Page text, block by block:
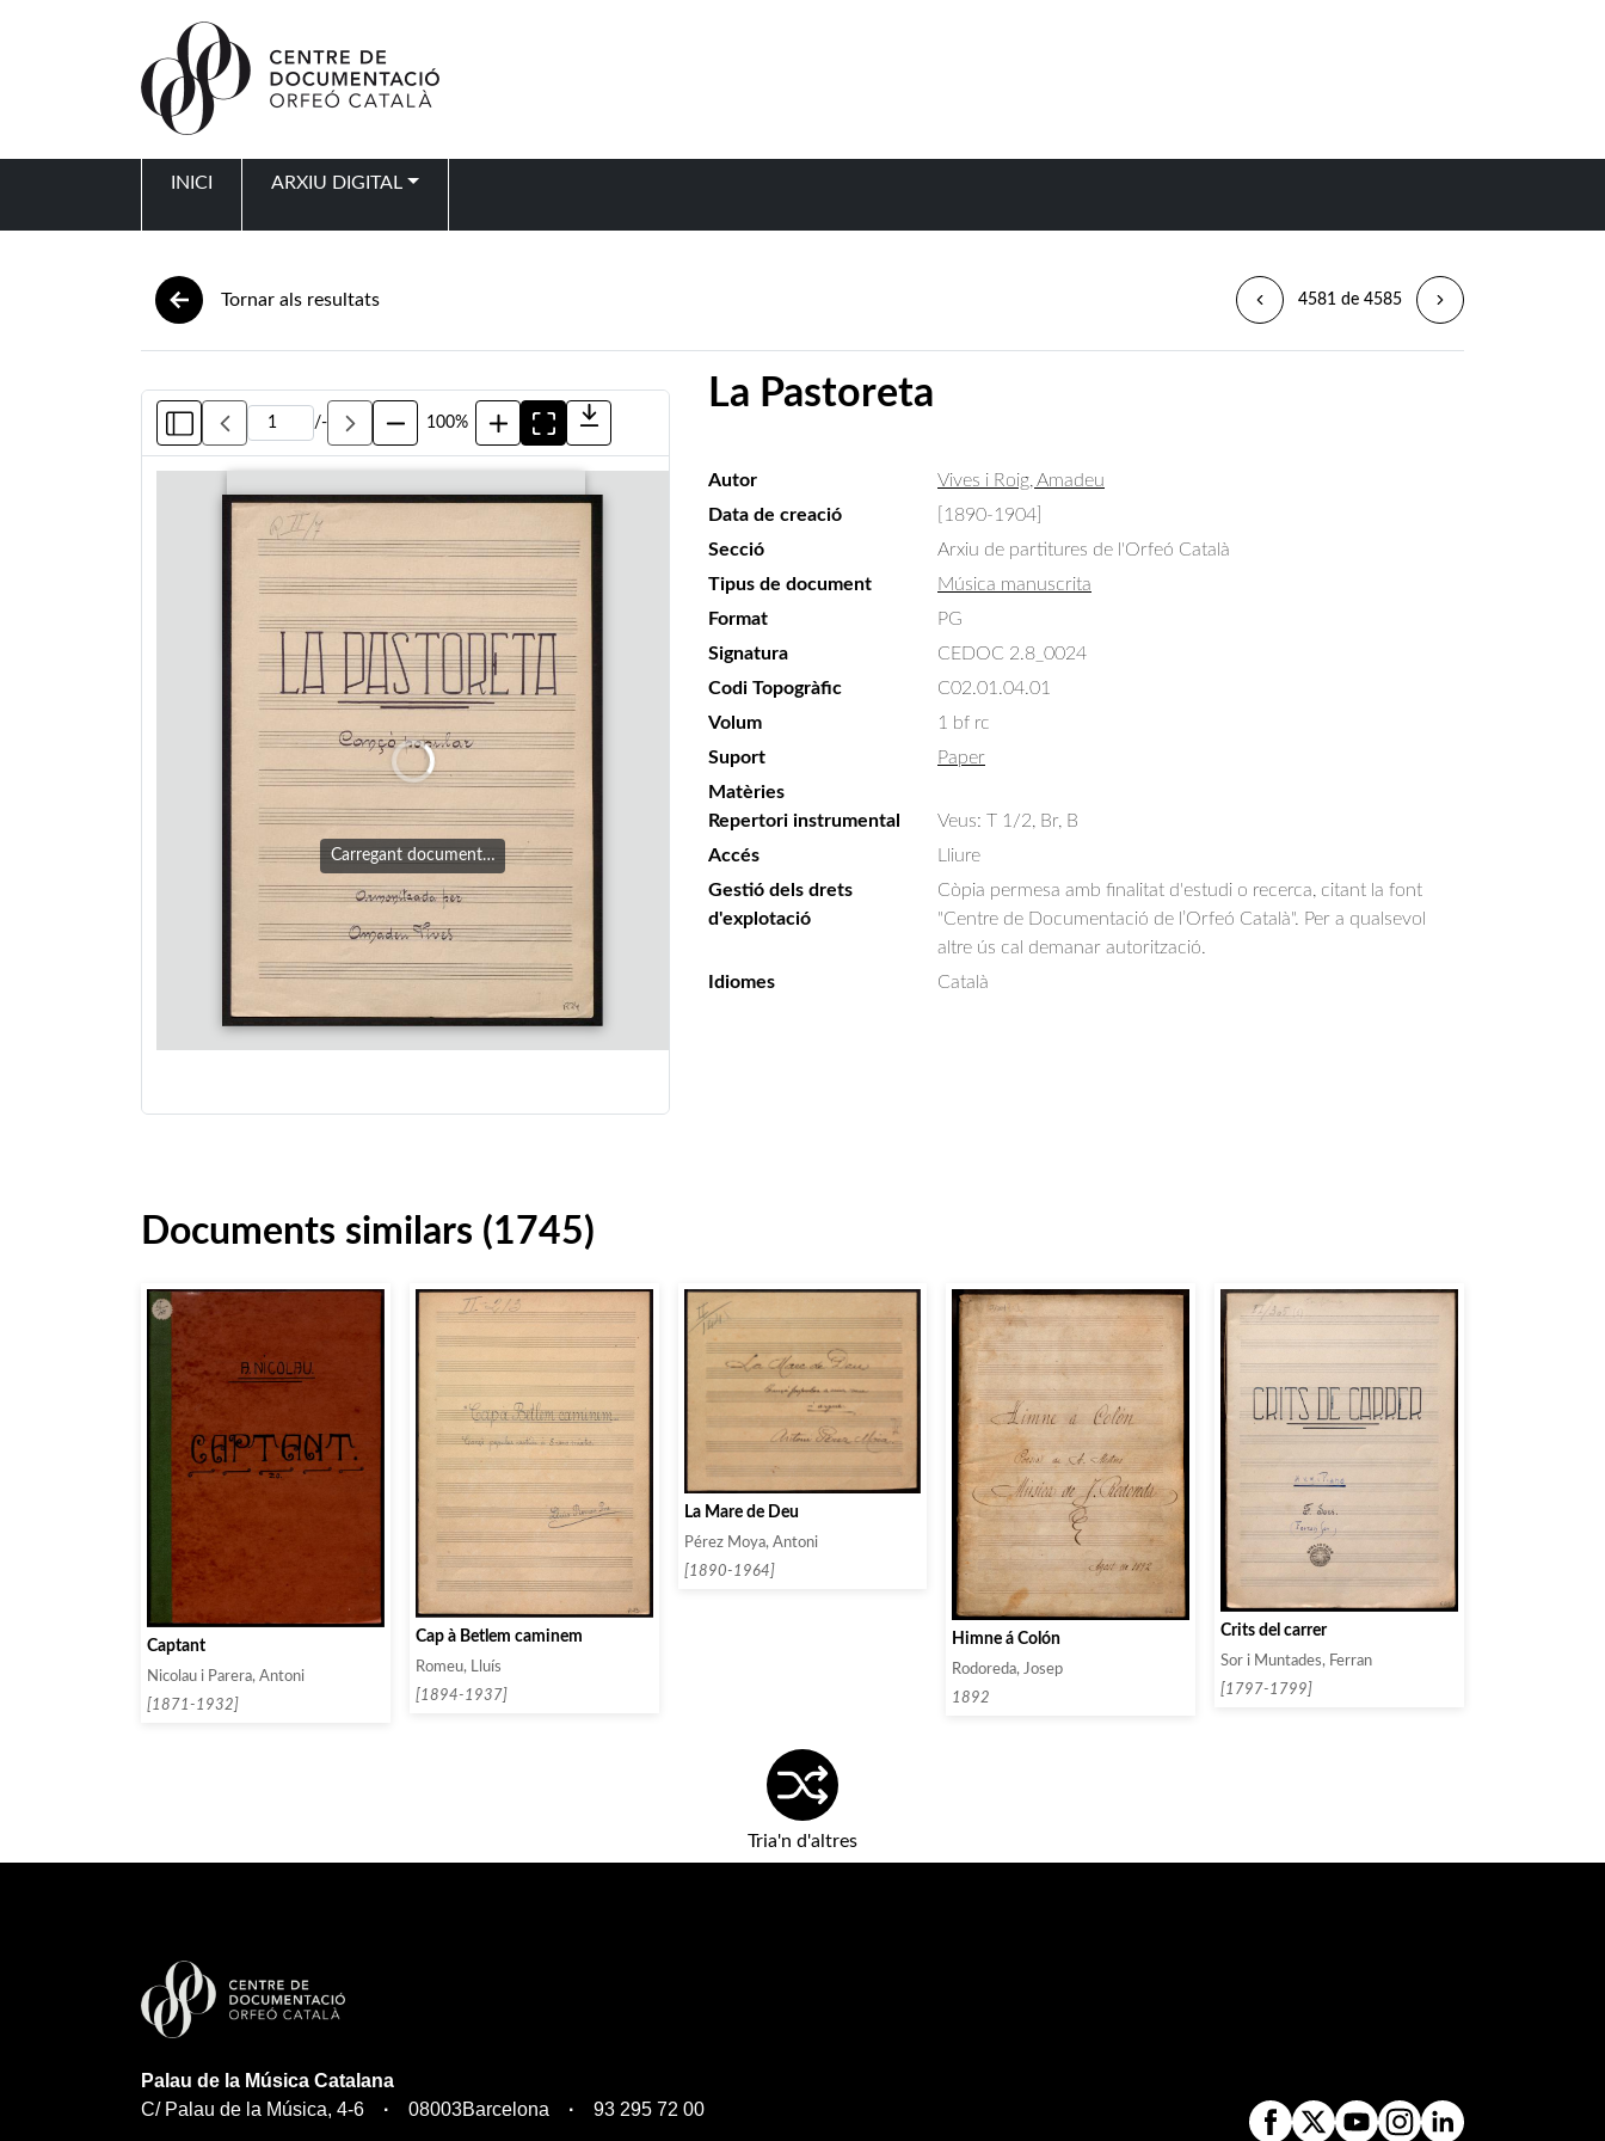
INICI ARXIU DIGITAL
Tornar als resultats 4581 de 4585
/- 100%
Carregant document…
La Pastoreta
Autor
Vives i Roig, Amadeu
Data de creació
[1890-1904]
Secció
Arxiu de partitures de l'Orfeó Català
Tipus de document
Música manuscrita
Format
PG
Signatura
CEDOC 2.8_0024
Codi Topogràfic
C02.01.04.01
Volum
1 bf rc
Suport
Paper
Matèries
Repertori instrumental
Veus: T 1/2, Br, B
Accés
Lliure
Gestió dels drets
d'explotació
Còpia permesa amb finalitat d'estudi o recerca, citant la font
"Centre de Documentació de l’Orfeó Català". Per a qualsevol
altre ús cal demanar autorització.
Idiomes
Català
Documents similars (1745)
Captant
Nicolau i Parera, Antoni
[1871-1932]
Cap à Betlem caminem
Romeu, Lluís
[1894-1937]
La Mare de Deu
Pérez Moya, Antoni
[1890-1964]
Himne á Colón
Rodoreda, Josep
1892
Crits del carrer
Sor i Muntades, Ferran
[1797-1799]
Tria'n d'altres
Palau de la Música Catalana
C/ Palau de la Música, 4-6
08003Barcelona 93 295 72 00